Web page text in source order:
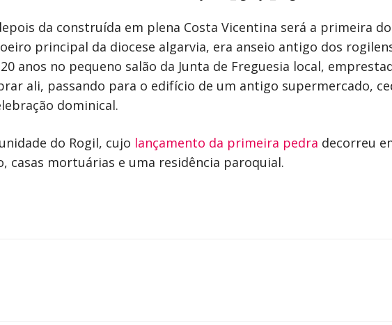
da construída em plena Costa Vicentina será a primeira
principal da diocese algarvia, era anseio antigo dos
anos no pequeno salão da Junta de Freguesia local,
ali, passando para o edifício de um antigo supermercado,
dominical.
do Rogil, cujo lançamento da primeira pedra decorreu
casas mortuárias e uma residência paroquial.